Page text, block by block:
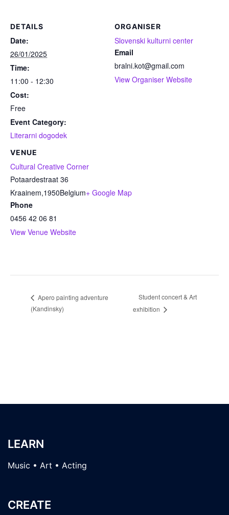
DETAILS
Date:
26/01/2025
Time:
11:00 - 12:30
Cost:
Free
Event Category:
Literarni dogodek
VENUE
Cultural Creative Corner
Potaardestraat 36
Kraainem,1950Belgium+ Google Map
Phone
0456 42 06 81
View Venue Website
ORGANISER
Slovenski kulturni center
Email
bralni.kot@gmail.com
View Organiser Website
Apero painting adventure
(Kandinsky)
Student concert & Art
exhibition
LEARN
Music • Art • Acting
CREATE